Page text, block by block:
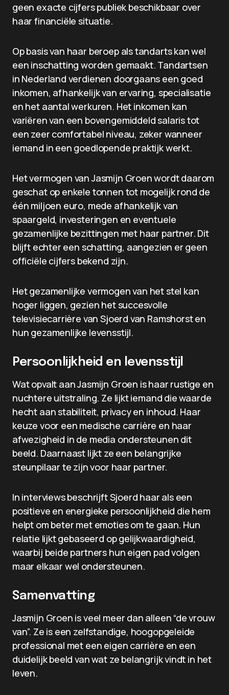
geen exacte cijfers publiek beschikbaar over
haar financiële situatie.
Op basis van haar beroep als tandarts kan wel
een inschatting worden gemaakt. Tandartsen
in Nederland verdienen doorgaans een goed
inkomen, afhankelijk van ervaring, specialisatie
en het aantal werkuren. Het inkomen kan
variëren van een bovengemiddeld salaris tot
een zeer comfortabel niveau, zeker wanneer
iemand in een goedlopende praktijk werkt.
Het vermogen van Jasmijn Groen wordt daarom
geschat op enkele tonnen tot mogelijk rond de
één miljoen euro, mede afhankelijk van
spaargeld, investeringen en eventuele
gezamenlijke bezittingen met haar partner. Dit
blijft echter een schatting, aangezien er geen
officiële cijfers bekend zijn.
Het gezamenlijke vermogen van het stel kan
hoger liggen, gezien het succesvolle
televisiecarrière van Sjoerd van Ramshorst en
hun gezamenlijke levensstijl.
Persoonlijkheid en levensstijl
Wat opvalt aan Jasmijn Groen is haar rustige en
nuchtere uitstraling. Ze lijkt iemand die waarde
hecht aan stabiliteit, privacy en inhoud. Haar
keuze voor een medische carrière en haar
afwezigheid in de media ondersteunen dit
beeld. Daarnaast lijkt ze een belangrijke
steunpilaar te zijn voor haar partner.
In interviews beschrijft Sjoerd haar als een
positieve en energieke persoonlijkheid die hem
helpt om beter met emoties om te gaan. Hun
relatie lijkt gebaseerd op gelijkwaardigheid,
waarbij beide partners hun eigen pad volgen
maar elkaar wel ondersteunen.
Samenvatting
Jasmijn Groen is veel meer dan alleen “de vrouw
van”. Ze is een zelfstandige, hoogopgeleide
professional met een eigen carrière en een
duidelijk beeld van wat ze belangrijk vindt in het
leven.